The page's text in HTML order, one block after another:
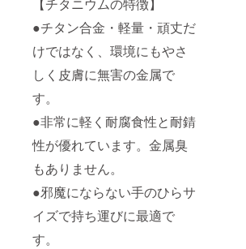
●チタン合金・軽量・頑丈だ
けではなく、環境にもやさ
しく皮膚に無害の金属で
す。
●非常に軽く耐腐食性と耐錆
性が優れています。金属臭
もありません。
●邪魔にならない手のひらサ
イズで持ち運びに最適で
す。